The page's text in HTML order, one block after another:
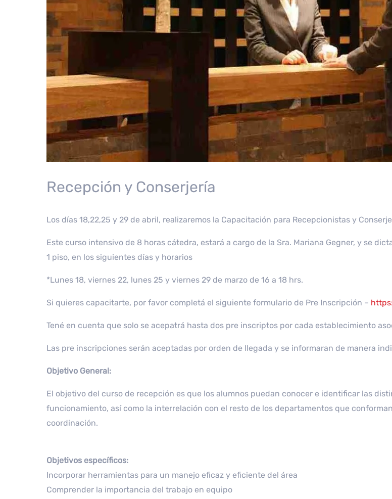
Recepción y Conserjería
Los días 18,22,25 y 29 de abril, realizaremos la Capacitación para Recepcionistas y
Este curso intensivo de 8 horas cátedra, estará a cargo de la Sra. Mariana Gegner, y se
1 piso, en los siguientes días y horarios
*Lunes 18, viernes 22, lunes 25 y viernes 29 de marzo de 16 a 18 hrs.
Si quieres capacitarte, por favor completá el siguiente formulario de Pre Inscripción –
Tené en cuenta que solo se acepatrá hasta dos pre inscriptos por cada establecimiento
Las pre inscripciones serán aceptadas por orden de llegada y se informaran de manera
Objetivo General:
El objetivo del curso de recepción es que los alumnos puedan conocer e identificar las
funcionamiento, así como la interrelación con el resto de los departamentos que
coordinación.
Objetivos específicos:
Incorporar herramientas para un manejo eficaz y eficiente del área
Comprender la importancia del trabajo en equipo